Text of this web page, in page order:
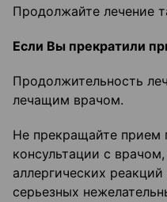
Продолжайте лечение
Если Вы прекратили
Продолжительность
лечащим врачом.
Не прекращайте прием
консультации с
аллергических
серьезных